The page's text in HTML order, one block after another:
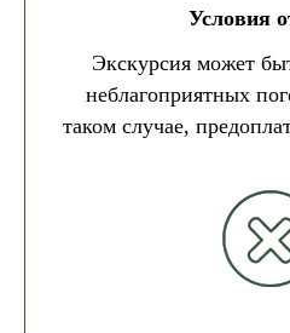
Условия
Экскурсия может
неблагоприятных
таком случае,